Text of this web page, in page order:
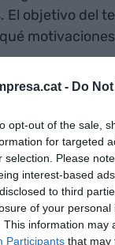
- Do
opt-out of the sale,
for targeted
selection. Please
interest-based
to third
of your personal
This information may
Participants that may
objetivo del
visible del
con el
director
un
está valorado